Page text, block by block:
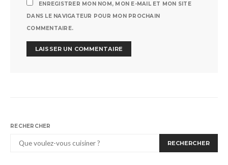
ENREGISTRER MON NOM, MON E-MAIL ET MON SITE
DANS LE NAVIGATEUR POUR MON PROCHAIN
COMMENTAIRE.
RECHERCHER
RECHERCHER